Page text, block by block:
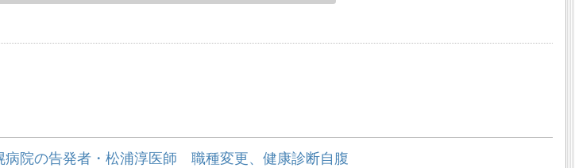
病院の告発者・松浦淳医師 職種変更、健康診断自腹